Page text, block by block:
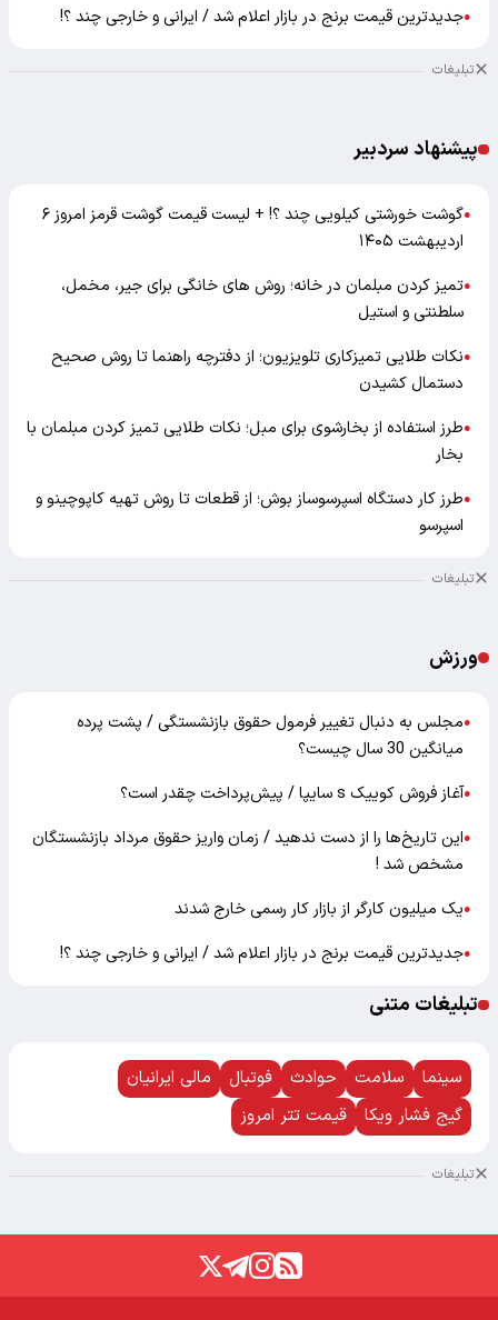
●جدیدترین قیمت برنج در بازار اعلام شد / ایرانی و خارجی چند ؟!
تبلیغات
پیشنهاد سردبیر
●
گوشت خورشتی کیلویی چند ؟! + لیست قیمت گوشت قرمز امروز ۶
اردیبهشت ۱۴۰۵
●تمیز کردن مبلمان در خانه؛ روش های خانگی برای جیر، مخمل،
سلطنتی و استیل
●نکات طلایی تمیزکاری تلویزیون؛ از دفترچه راهنما تا روش صحیح
دستمال کشیدن
●طرز استفاده از بخارشوی برای مبل؛ نکات طلایی تمیز کردن مبلمان با
بخار
●طرز کار دستگاه اسپرسوساز بوش؛ از قطعات تا روش تهیه کاپوچینو و
اسپرسو
تبلیغات
ورزش
●مجلس به دنبال تغییر فرمول حقوق بازنشستگی / پشت پرده
میانگین 30 سال چیست؟
●آغاز فروش کوییک s سایپا / پیش‌پرداخت چقدر است؟
●این تاریخ‌ها را از دست ندهید / زمان واریز حقوق مرداد بازنشستگان
مشخص شد !
●یک میلیون کارگر از بازار کار رسمی خارج شدند
●جدیدترین قیمت برنج در بازار اعلام شد / ایرانی و خارجی چند ؟!
تبلیغات متنی
سینما سلامت حوادث فوتبال
مالی ایرانیان
گیج فشار ویکا
قیمت تتر امروز
تبلیغات